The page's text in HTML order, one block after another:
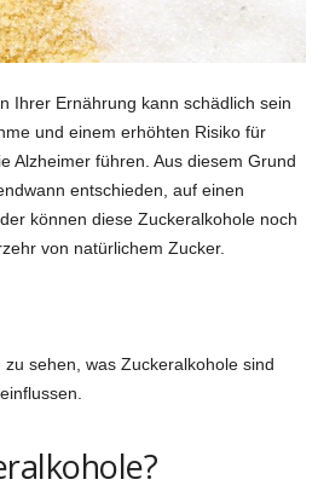
Ihrer Ernährung kann schädlich sein
und einem erhöhten Risiko für
Alzheimer führen. Aus diesem Grund
entschieden, auf einen
können diese Zuckeralkohole noch
von natürlichem Zucker.
sehen, was Zuckeralkohole sind